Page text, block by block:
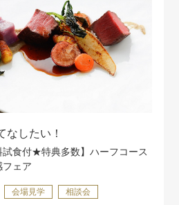
なしたい！
試食付★特典多数】ハーフコース
フェア
会場見学 相談会